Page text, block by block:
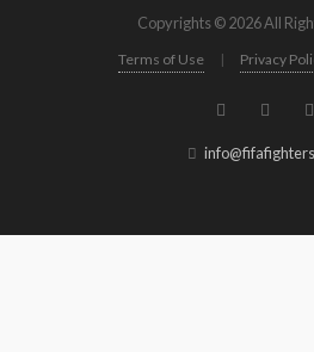
Copyrights © 2026 All
Terms of Use | Privacy